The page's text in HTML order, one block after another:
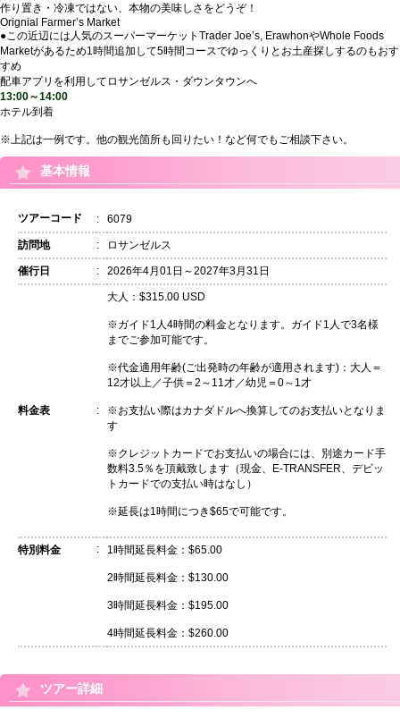
作り置き・冷凍ではない、本物の美味しさをどうぞ！
Orignial Farmer’s Market
●この近辺には人気のスーパーマーケットTrader Joe’s, ErawhonやWhole Foods
Marketがあるため1時間追加して5時間コースでゆっくりとお土産探しするのもおす
すめ
配車アプリを利用してロサンゼルス・ダウンタウンへ
13:00～14:00
ホテル到着
※上記は一例です。他の観光箇所も回りたい！など何でもご相談下さい。
基本情報
ツアーコード : 6079
訪問地 : ロサンゼルス
催行日 : 2026年4月01日～2027年3月31日
料金表 :
大人：$315.00 USD
※ガイド1人4時間の料金となります。ガイド1人で3名様
までご参加可能です。
※代金適用年齢(ご出発時の年齢が適用されます)：大人＝
12才以上／子供＝2～11才／幼児＝0～1才
※お支払い際はカナダドルへ換算してのお支払いとなりま
す
※クレジットカードでお支払いの場合には、別途カード手
数料3.5％を頂戴致します（現金、E-TRANSFER、デビッ
トカードでの支払い時はなし）
※延長は1時間につき$65で可能です。
特別料金 : 1時間延長料金：$65.00
2時間延長料金：$130.00
3時間延長料金：$195.00
4時間延長料金：$260.00
ツアー詳細